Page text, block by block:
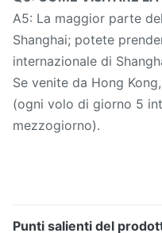
A5: La maggior parte
Shanghai; potete
internazionale di
Se venite da Hong
(ogni volo di giorno 5
mezzogiorno).
Punti salienti del